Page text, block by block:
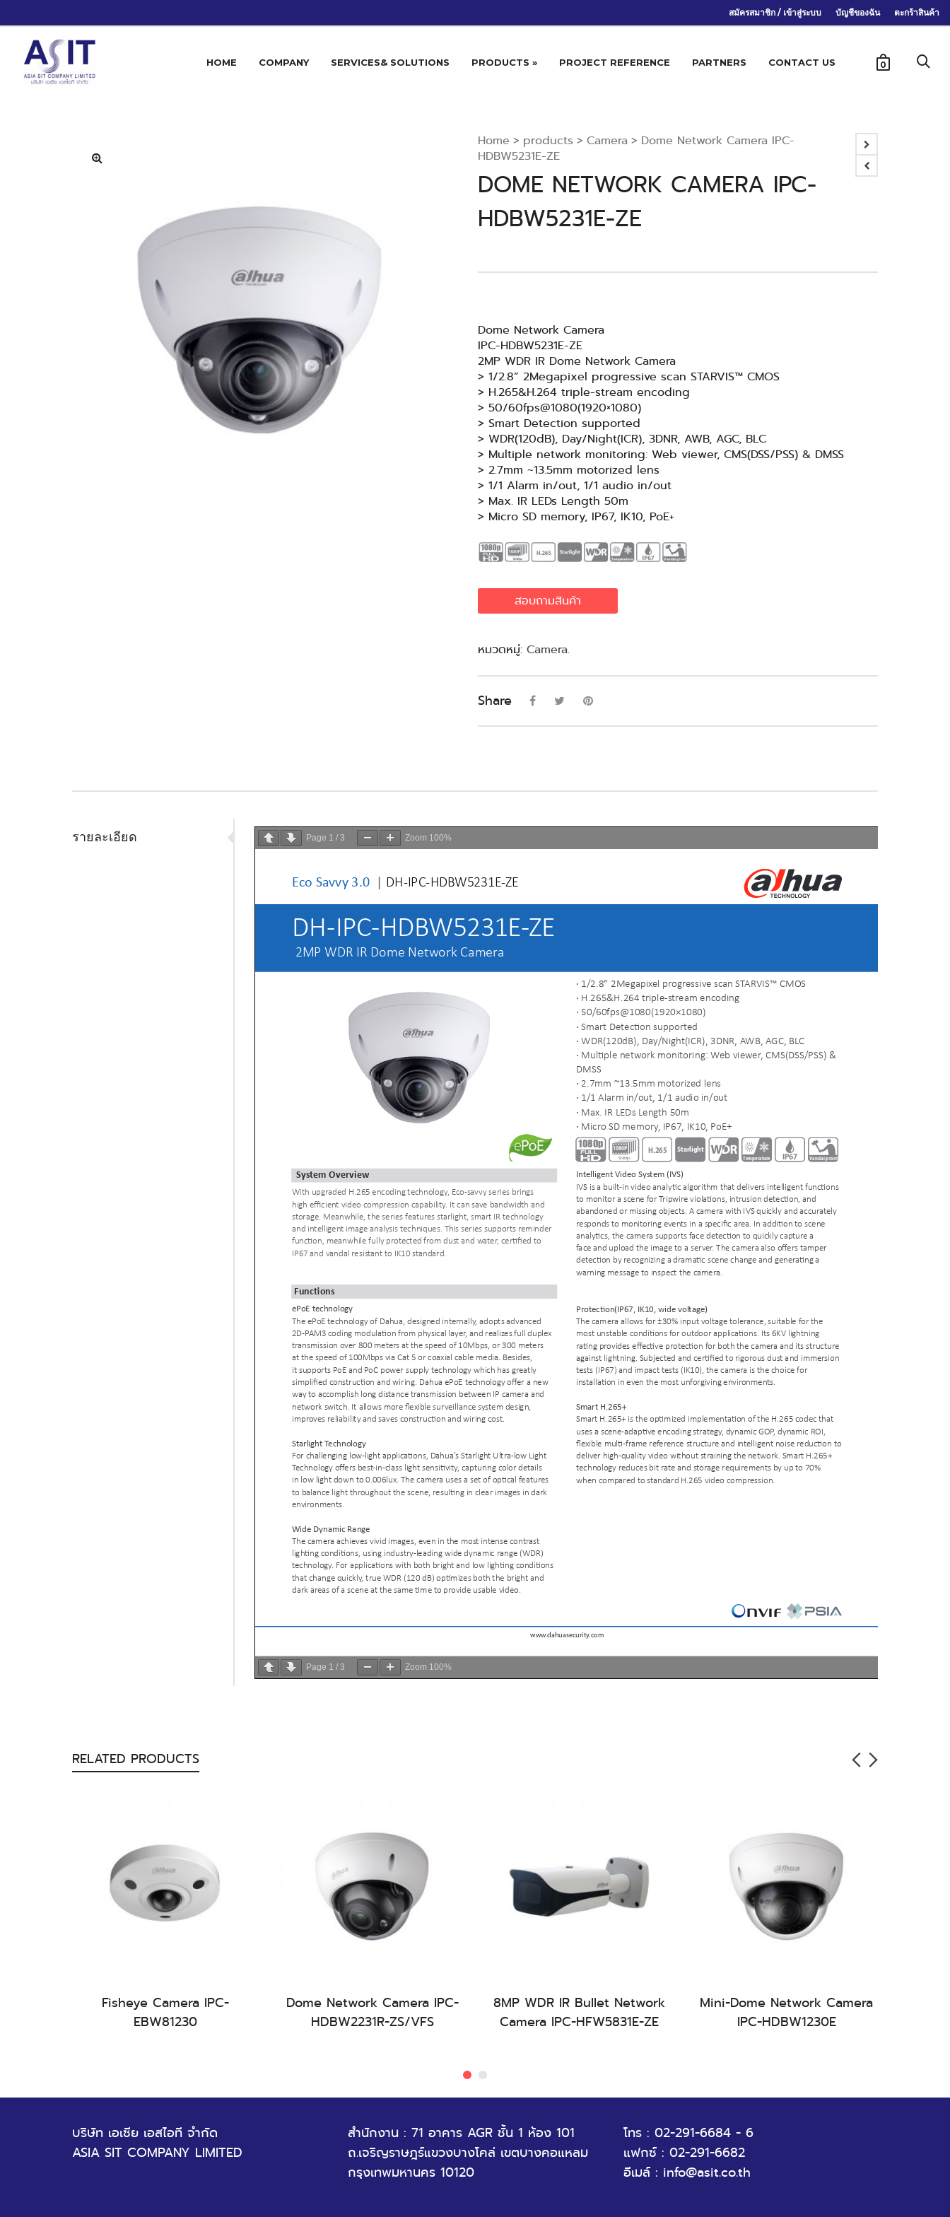
สมัครสมาชิก / เข้าสู่ระบบ บัญชีของฉัน ตะกร้าสินค้า
0
HOME COMPANY SERVICES& SOLUTIONS PRODUCTS » PROJECT REFERENCE PARTNERS CONTACT US
Home > products > Camera > Dome Network Camera IPC-
HDBW5231E-ZE
DOME NETWORK CAMERA IPC-
HDBW5231E-ZE
Dome Network Camera
IPC-HDBW5231E-ZE
2MP WDR IR Dome Network Camera
> 1/2.8” 2Megapixel progressive scan STARVIS™ CMOS
> H.265&H.264 triple-stream encoding
> 50/60fps@1080(1920×1080)
> Smart Detection supported
> WDR(120dB), Day/Night(ICR), 3DNR, AWB, AGC, BLC
> Multiple network monitoring: Web viewer, CMS(DSS/PSS) & DMSS
> 2.7mm ~13.5mm motorized lens
> 1/1 Alarm in/out, 1/1 audio in/out
> Max. IR LEDs Length 50m
> Micro SD memory, IP67, IK10, PoE+
สอบถามสินค้า
หมวดหมู่: Camera.
Share
รายละเอียด Page 1 / 3 Zoom 100%
Page 1 / 3 Zoom 100%
RELATED PRODUCTS
Fisheye Camera IPC-
EBW81230
สอบถามสินค้า
Dome Network Camera IPC-
HDBW2231R-ZS/VFS
8MP WDR IR Bullet Network
Camera IPC-HFW5831E-ZE
สอบถามสินค้า
Mini-Dome Network Camera
IPC-HDBW1230E
บริษัท เอเซีย เอสไอที จำกัด
ASIA SIT COMPANY LIMITED
สำนักงาน : 71 อาคาร AGR ชั้น 1 ห้อง 101
ถ.เจริญราษฎร์แขวงบางโคล่ เขตบางคอแหลม
กรุงเทพมหานคร 10120
โทร : 02-291-6684 - 6
แฟกซ์ : 02-291-6682
อีเมล์ : info@asit.co.th